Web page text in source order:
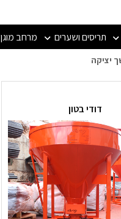
תריסים ושערים מרחב מוגן
יציקה יציקה
דודי בטון